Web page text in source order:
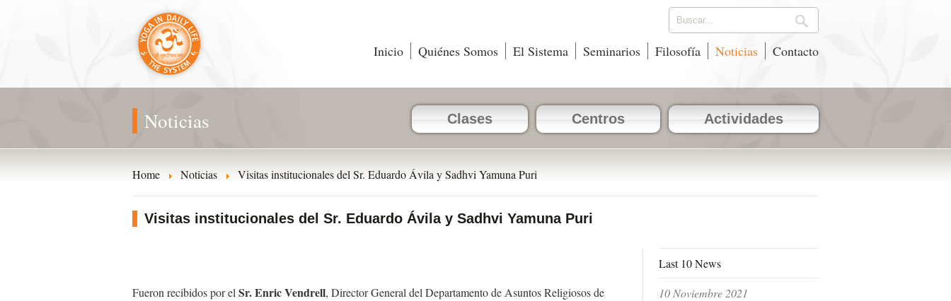
Inicio Quiénes Somos El Sistema Seminarios Filosofía Noticias Contacto
Noticias Clases Centros Actividades
Home Noticias Visitas institucionales del Sr. Eduardo Ávila y Sadhvi Yamuna Puri
Visitas institucionales del Sr. Eduardo Ávila y Sadhvi Yamuna Puri
Fueron recibidos por el Sr. Enric Vendrell, Director General del Departamento de Asuntos Religiosos de
Last 10 News
10 Noviembre 2021